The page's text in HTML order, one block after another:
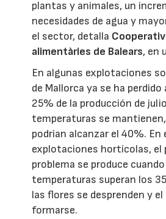
plantas y animales, un
necesidades de agua y
el sector, detalla
alimentàries de Balears, en
En algunas explotaciones
de Mallorca ya se ha perdido
25% de la producción de
temperaturas se
podrían alcanzar el 40%. En
explotaciones hortícolas, el
problema se produce
temperaturas superan los
las flores se desprenden y
formarse.